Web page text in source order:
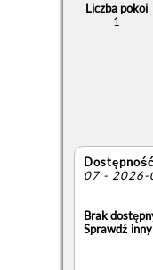
Liczba pokoi
1
07 - 2026-
Brak
Sprawdź